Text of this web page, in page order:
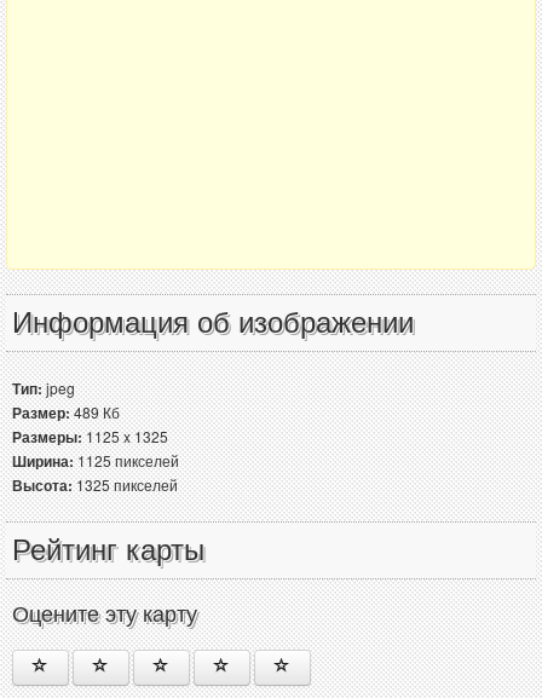
Информация об изображении
Тип:jpeg
Размер:489 Кб
Размеры:1125 x 1325
Ширина:1125 пикселей
Высота:1325 пикселей
Рейтинг карты
Оцените эту карту